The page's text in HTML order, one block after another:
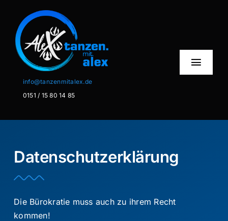
springen
info@tanzenmitalex.de
0151 / 15 80 14 85
Home
Privatstunden
Schminken
Info
Datenschutzerklärung
Die Bürokratie muss auch zu ihrem Recht
kommen!